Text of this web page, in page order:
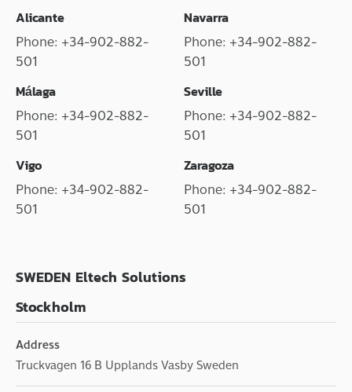
Alicante
Phone: +34-902-882-
501
Navarra
Phone: +34-902-882-
501
Málaga
Phone: +34-902-882-
501
Seville
Phone: +34-902-882-
501
Vigo
Phone: +34-902-882-
501
Zaragoza
Phone: +34-902-882-
501
SWEDEN Eltech Solutions
Stockholm
Address
Truckvagen 16 B Upplands Vasby Sweden